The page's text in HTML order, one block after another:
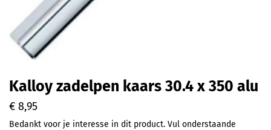
Kalloy zadelpen kaars 30.4 x 350 alu
€ 8,95
Bedankt voor je interesse in dit product. Vul onderstaande